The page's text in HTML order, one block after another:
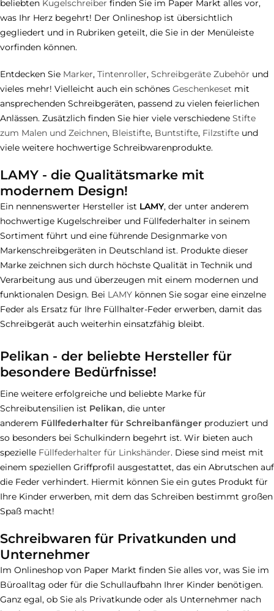
beliebten Kugelschreiber finden Sie im Paper Markt alles vor,
was Ihr Herz begehrt! Der Onlineshop ist übersichtlich
gegliedert und in Rubriken geteilt, die Sie in der Menüleiste
vorfinden können.
Entdecken Sie Marker, Tintenroller, Schreibgeräte Zubehör und
vieles mehr! Vielleicht auch ein schönes Geschenkeset mit
ansprechenden Schreibgeräten, passend zu vielen feierlichen
Anlässen. Zusätzlich finden Sie hier viele verschiedene Stifte
zum Malen und Zeichnen, Bleistifte, Buntstifte, Filzstifte und
viele weitere hochwertige Schreibwarenprodukte.
LAMY - die Qualitätsmarke mit
modernem Design!
Ein nennenswerter Hersteller ist LAMY, der unter anderem
hochwertige Kugelschreiber und Füllfederhalter in seinem
Sortiment führt und eine führende Designmarke von
Markenschreibgeräten in Deutschland ist. Produkte dieser
Marke zeichnen sich durch höchste Qualität in Technik und
Verarbeitung aus und überzeugen mit einem modernen und
funktionalen Design. Bei LAMY können Sie sogar eine einzelne
Feder als Ersatz für Ihre Füllhalter-Feder erwerben, damit das
Schreibgerät auch weiterhin einsatzfähig bleibt.
Pelikan - der beliebte Hersteller für
besondere Bedürfnisse!
Eine weitere erfolgreiche und beliebte Marke für
Schreibutensilien ist Pelikan, die unter
anderem Füllfederhalter für Schreibanfänger produziert und
so besonders bei Schulkindern begehrt ist. Wir bieten auch
spezielle Füllfederhalter für Linkshänder. Diese sind meist mit
einem speziellen Griffprofil ausgestattet, das ein Abrutschen auf
die Feder verhindert. Hiermit können Sie ein gutes Produkt für
Ihre Kinder erwerben, mit dem das Schreiben bestimmt großen
Spaß macht!
Schreibwaren für Privatkunden und
Unternehmer
Im Onlineshop von Paper Markt finden Sie alles vor, was Sie im
Büroalltag oder für die Schullaufbahn Ihrer Kinder benötigen.
Ganz egal, ob Sie als Privatkunde oder als Unternehmer nach